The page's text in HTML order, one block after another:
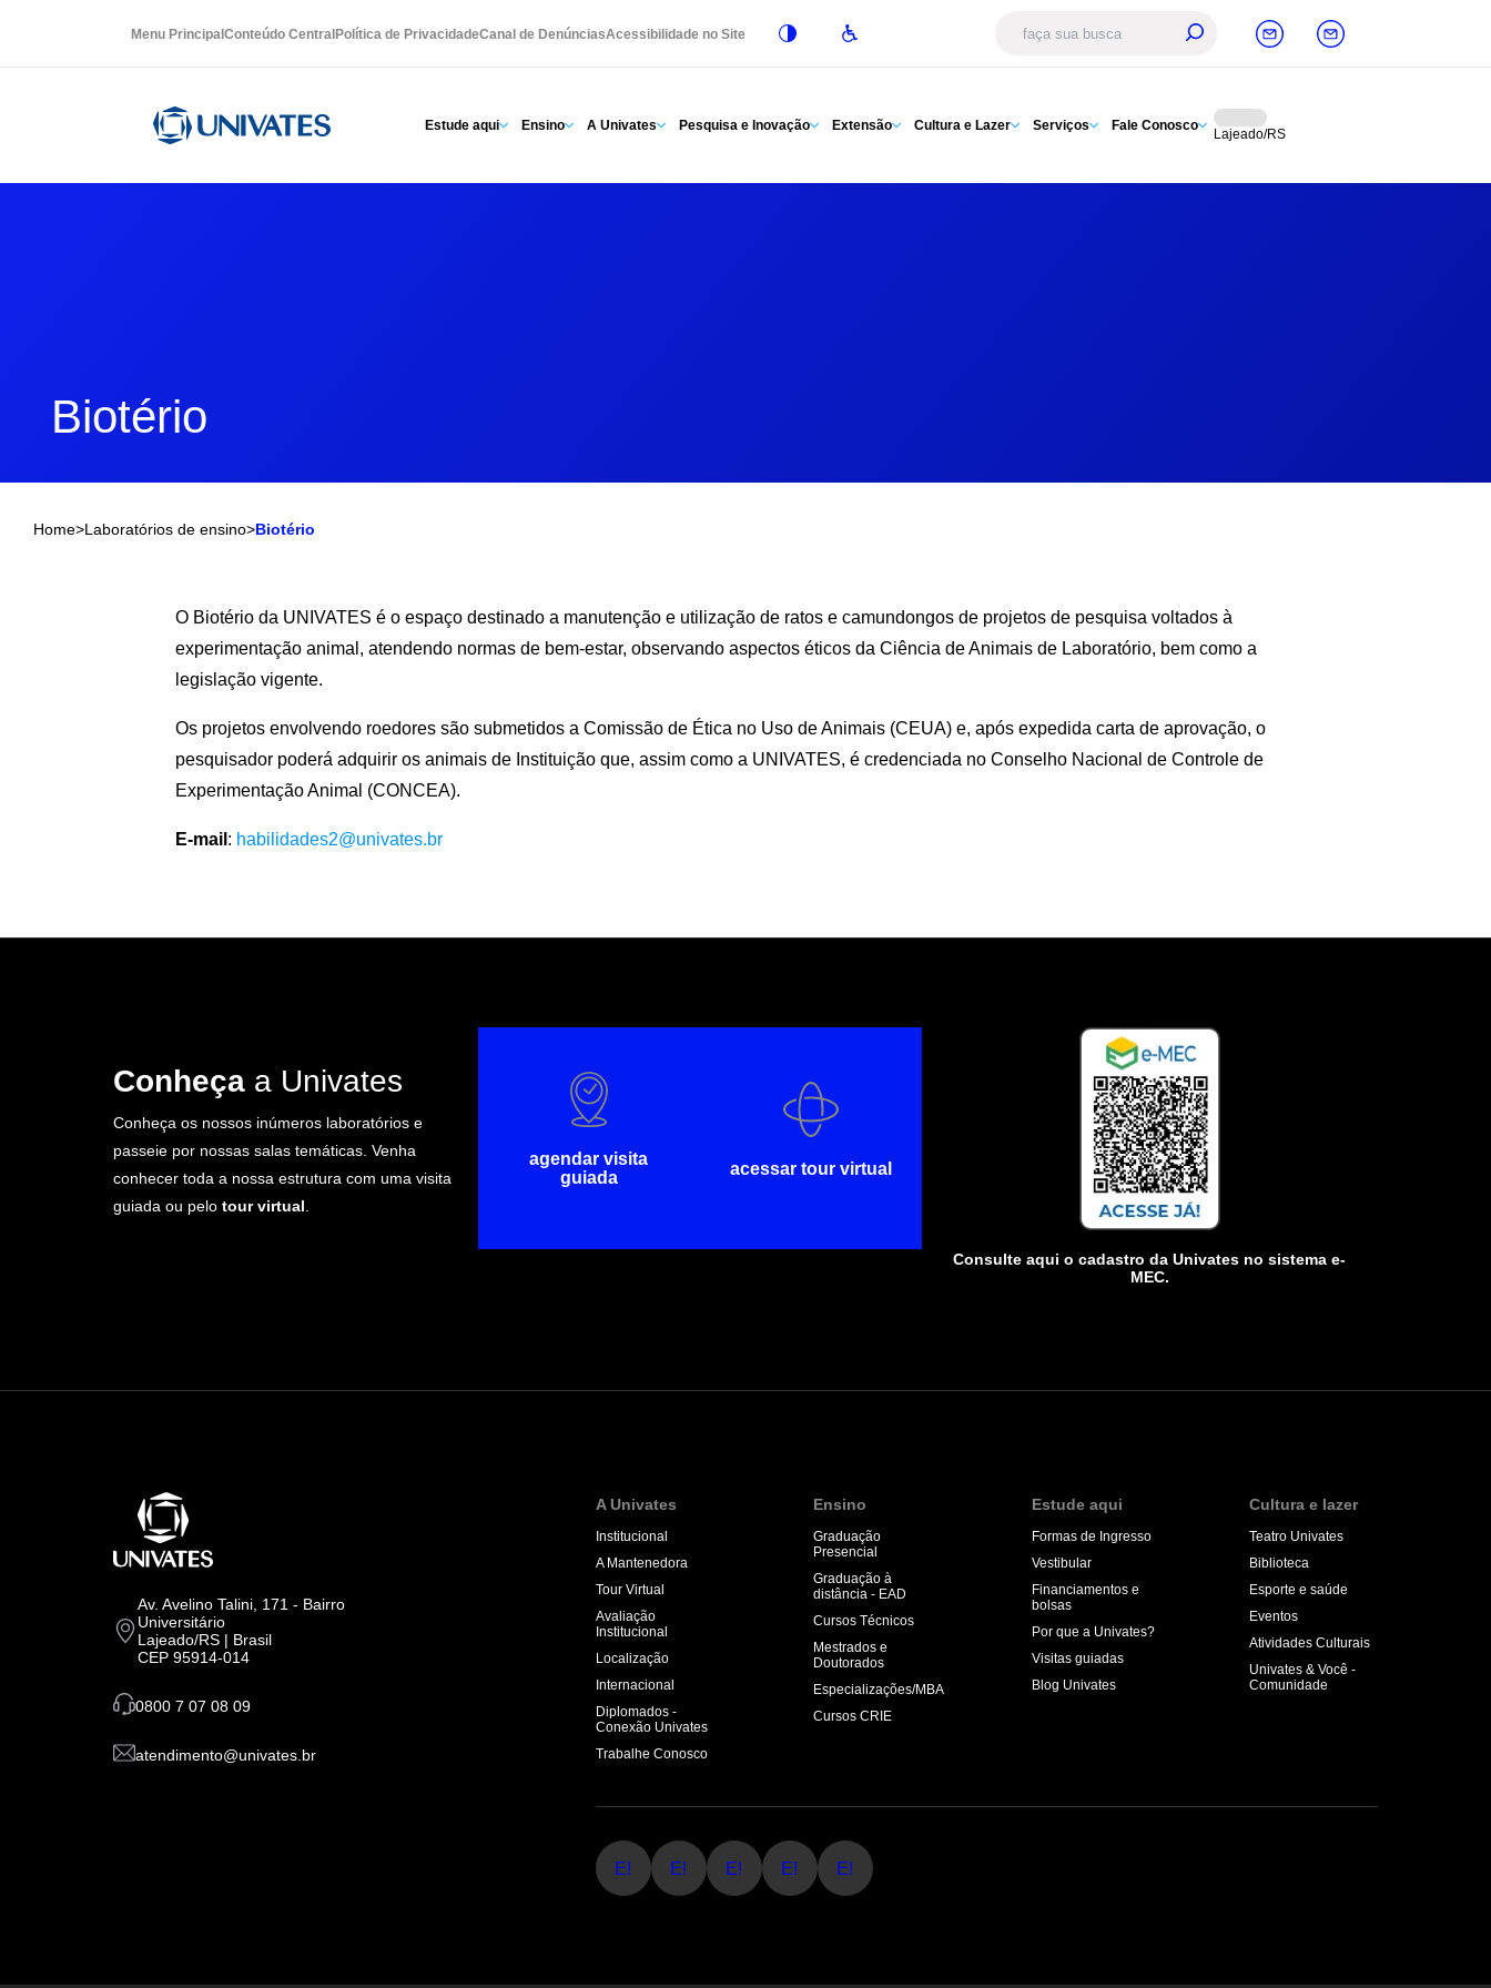
Menu Principal Conteúdo Central Política de PrivacidadeCanal de DenúnciasAcessibilidade no Site
Estude aqui Ensino A Univates Pesquisa e Inovação Extensão Cultura e Lazer Serviços Fale Conosco
Lajeado/RS
Biotério
Home>Laboratórios de ensino>Biotério
O Biotério da UNIVATES é o espaço destinado a manutenção e utilização de ratos e camundongos de projetos de pesquisa voltados à
experimentação animal, atendendo normas de bem-estar, observando aspectos éticos da Ciência de Animais de Laboratório, bem como a
legislação vigente.
Os projetos envolvendo roedores são submetidos a Comissão de Ética no Uso de Animais (CEUA) e, após expedida carta de aprovação, o
pesquisador poderá adquirir os animais de Instituição que, assim como a UNIVATES, é credenciada no Conselho Nacional de Controle de
Experimentação Animal (CONCEA).
E-mail : habilidades2@univates.br
Conheça a Univates
Conheça os nossos inúmeros laboratórios e
passeie por nossas salas temáticas. Venha
conhecer toda a nossa estrutura com uma visita
guiada ou pelo tour virtual
agendar visita
guiada
acessar tour virtual
Consulte aqui o cadastro da Univates no sistema e-
MEC.
Av. Avelino Talini, 171 - Bairro
Universitário
Lajeado/RS | Brasil
CEP 95914-014
0800 7 07 08 09
atendimento@univates.br
A Univates
Institucional
A Mantenedora
Tour Virtual
Avaliação
Institucional
Localização
Internacional
Diplomados -
Conexão Univates
Trabalhe Conosco
Ensino
Graduação
Presencial
Graduação à
distância - EAD
Cursos Técnicos
Mestrados e
Doutorados
Especializações/MBA
Cursos CRIE
Estude aqui
Formas de Ingresso
Vestibular
Financiamentos e
bolsas
Por que a Univates?
Visitas guiadas
Blog Univates
Cultura e lazer
Teatro Univates
Biblioteca
Esporte e saúde
Eventos
Atividades Culturais
Univates & Você -
Comunidade
E! E! E! E! E!